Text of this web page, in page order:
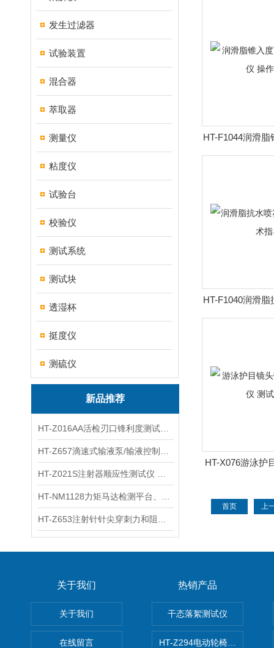
发生过滤器
试验装置
混合器
萃取器
测量仪
粘度仪
试验台
校验仪
测试系统
测试块
透湿杯
挺度仪
测硫仪
新品推荐
HT-F1044润滑
测定仪
HT-F1040润滑
仪 技
HT-X076游泳护
首页 上
关于我们
关于我们
在线留言
热销产品
干态落絮测试仪
HT-Z294电动轮椅车耗电量测